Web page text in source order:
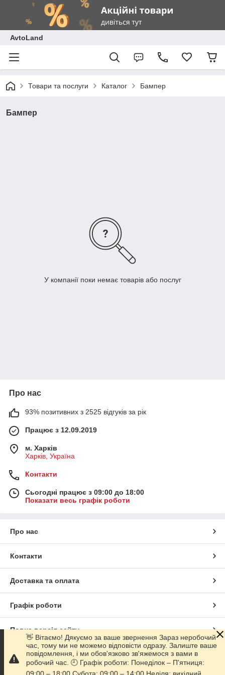
AvtoLand
Товари та послуги Каталог Бампер
Бампер
У компанії поки немає товарів або послуг
Про нас
93% позитивних з 2525 відгуків за рік
Працює з 12.09.2019
м. Харків
Харків, Україна
Контакти
Сьогодні працює з 09:00 до 18:00
Показати весь графік роботи
Про нас
Контакти
Доставка та оплата
Графік роботи
Повна версія сайту
Сайт створено на маркетплейсіProm.ua
👋 Вітаємо! Дякуємо за ваше звернення Зараз неробочий
час, тому ми не можемо відповісти одразу. Залиште ваше
повідомлення, і ми обов'язково зв'яжемося з вами в
робочий час. 🕘 Графік роботи: Понеділок – П'ятниця: